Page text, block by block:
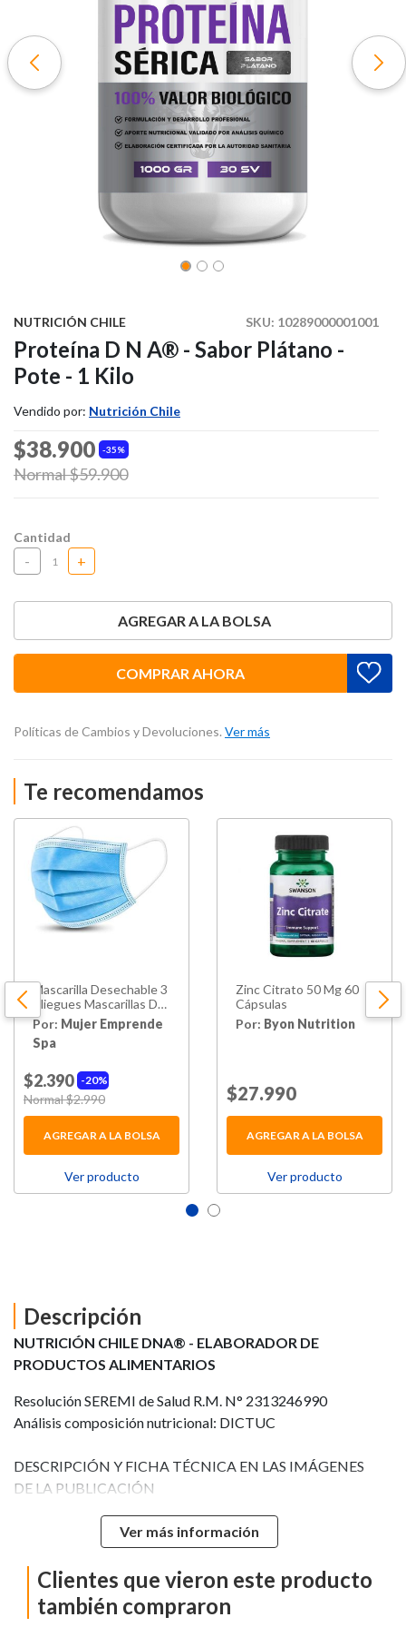
SKU: 10289000001001
NUTRICIÓN CHILE
Proteína D N A® - Sabor Plátano -
Pote - 1 Kilo
Vendido por: Nutrición Chile
35%
$38.900
Price reduced from
Normal $59.900to
Cantidad
- +
AGREGAR A LA BOLSA
COMPRAR AHORA
Políticas de Cambios y Devoluciones. Ver más
Te recomendamos
Mascarilla Desechable 3
Pliegues Mascarillas De
50 Unidades Color Azul
Por: Mujer Emprende
Spa
20%
$2.390
Price reduced from
Normal $2.990
AGREGAR A LA BOLSA
Ver producto
Zinc Citrato 50 Mg 60
Cápsulas
Por: Byon Nutrition
Price reduced from
$27.990
AGREGAR A LA BOLSA
Ver producto
Descripción
NUTRICIÓN CHILE DNA® - ELABORADOR DE
PRODUCTOS ALIMENTARIOS
Resolución SEREMI de Salud R.M. N° 2313246990
Análisis composición nutricional: DICTUC
DESCRIPCIÓN Y FICHA TÉCNICA EN LAS IMÁGENES
DE LA PUBLICACIÓN
OPTIMIZA TU COMPRA CON EL FORMATO QUE
MAS TE CONVENGA, LA FÓRMULA ES LA MISMA EN
TODAS LAS PRESENTACIONES (POTE – RECARGA –
BALDE)
Ver más información
Clientes que vieron este producto
también compraron